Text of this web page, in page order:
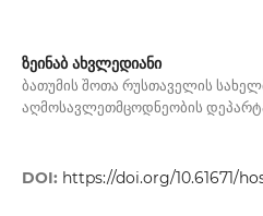
ზეინაბ ახვლედიანი
ბათუმის შოთა რუსთაველის
აღმოსავლეთმცოდნეობის
DOI: https://doi.org/10.61671/